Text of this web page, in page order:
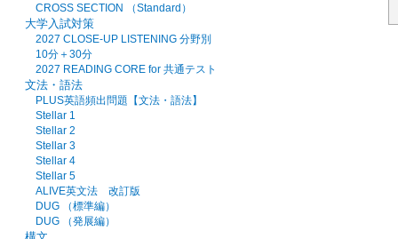
CROSS SECTION （Standard）
大学入試対策
2027 CLOSE-UP LISTENING 分野別
10分＋30分
2027 READING CORE for 共通テスト
文法・語法
PLUS英語頻出問題【文法・語法】
Stellar 1
Stellar 2
Stellar 3
Stellar 4
Stellar 5
ALIVE英文法 改訂版
DUG （標準編）
DUG （発展編）